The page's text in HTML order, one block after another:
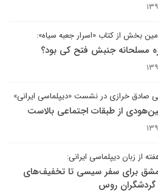
بخش از کتاب «اسرار جعبه سیاه»:
مسلحانه جنبش فتح کی بود؟
صادق خرازی در نشست «دیپلماسی ایرانی»
از طبقات اجتماعی بالاست
از زبان دیپلماسی ایرانی:
برای سفر سیسی تا تخفیف‌های
گردشگران روس